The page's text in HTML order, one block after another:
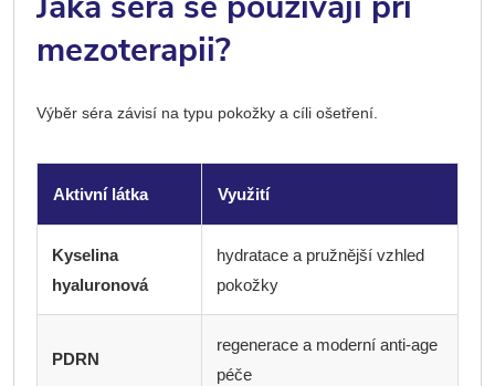
mezoterapii?
Výběr séra závisí na typu pokožky a cíli ošetření.
Aktivní látka Využití
Kyselina
hyaluronová
hydratace a pružnější vzhled
pokožky
PDRN
regenerace a moderní anti-age
péče